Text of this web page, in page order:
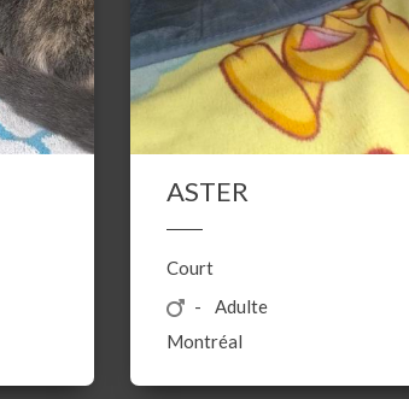
ASTER
Court
Adulte
Montréal